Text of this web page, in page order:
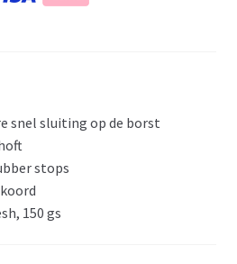
snel sluiting op de borst
stops
150 gs